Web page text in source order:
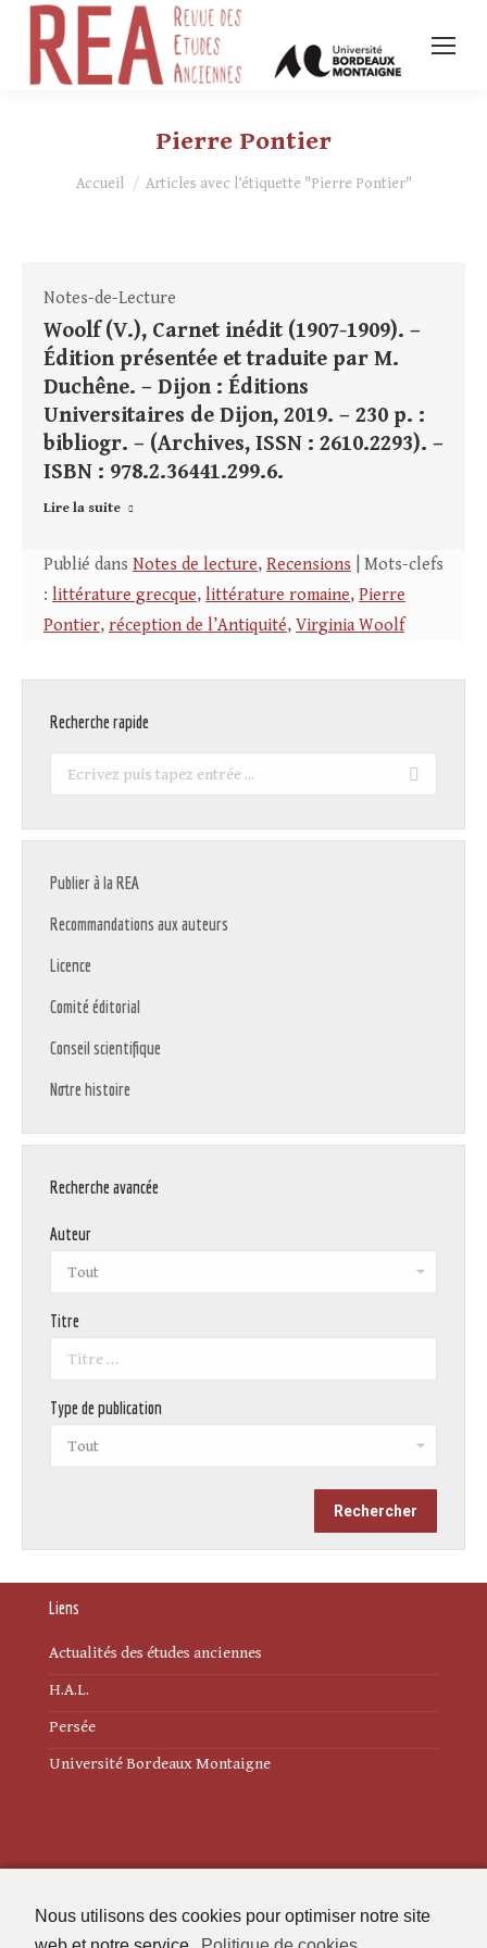
Nous utilisons des cookies pour optimiser notre site
Pierre Pontier
Vous êtes ici :
Accueil Articles avec l’étiquette "Pierre Pontier"
Notes-de-Lecture
Woolf (V.), Carnet inédit (1907-1909). –
Édition présentée et traduite par M.
Duchêne. – Dijon : Éditions
Universitaires de Dijon, 2019. – 230 p. :
bibliogr. – (Archives, ISSN : 2610.2293). –
ISBN : 978.2.36441.299.6.
Lire la suite
Publié dans Notes de lecture, Recensions | Mots-clefs
: littérature grecque, littérature romaine, Pierre
Pontier, réception de l’Antiquité, Virginia Woolf
Recherche rapide
Recherche
Publier à la REA
Recommandations aux auteurs
Licence
Comité éditorial
Conseil scientifique
Notre histoire
Recherche avancée
Auteur
Titre
Type de publication
Liens
Actualités des études anciennes
H.A.L.
Persée
Université Bordeaux Montaigne
Politique de cookies (UE)